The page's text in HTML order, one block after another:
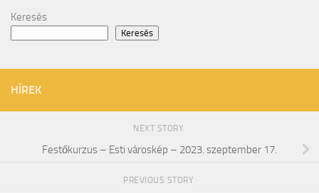
Keresés
Keresés
HÍREK
NEXT STORY
Festőkurzus – Esti városkép – 2023. szeptember 17.
PREVIOUS STORY